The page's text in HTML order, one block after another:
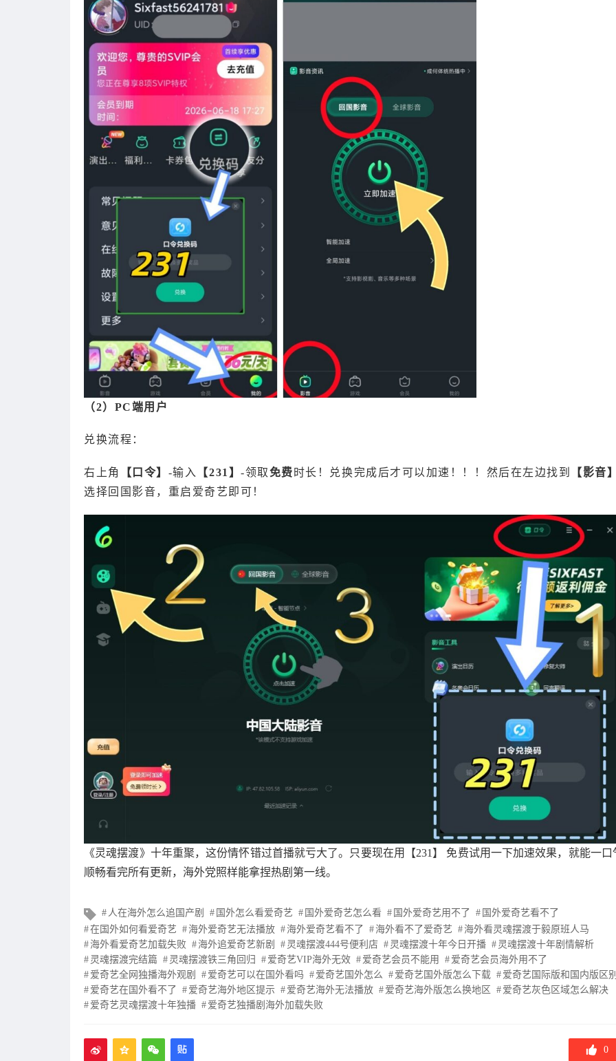
（2）PC端用户
兑换流程：
右上角 【口令】 -输入 【231】-领取免费 时长！兑换完成后才可以加速！！！然后在左边找到
【影音
选择回国影音，重启爱奇艺即可！
《灵魂摆渡》十年重聚，这份情怀错过首播就亏大了。只要现在用【231】 免费试用一下加速效果，就能一口
顺畅看完所有更新，海外党照样能拿捏热剧第一线。
文
章
标
签
人在海外怎么追国产剧 国外怎么看爱奇艺 国外爱奇艺怎么看 国外爱奇艺用不了
国外爱奇艺看不了
在国外如何看爱奇艺
海外爱奇艺无法播放 海外爱奇艺看不了 海外看不了爱奇艺
海外看灵魂摆渡于毅原班人马
海外看爱奇艺加载失败
海外追爱奇艺新剧 灵魂摆渡444号便利店 灵魂摆渡十年今日开播
灵魂摆渡十年剧情解析
灵魂摆渡完结篇
灵魂摆渡铁三角回归 爱奇艺VIP海外无效 爱奇艺会员不能用
爱奇艺会员海外用不了
爱奇艺全网独播海外观剧
爱奇艺可以在国外看吗 爱奇艺国外怎么 爱奇艺国外版怎么下载
爱奇艺国际版和国内版区
爱奇艺在国外看不了
爱奇艺海外地区提示 爱奇艺海外无法播放 爱奇艺海外版怎么换地区
爱奇艺灰色区域怎么解决
爱奇艺灵魂摆渡十年独播
爱奇艺独播剧海外加载失败
0